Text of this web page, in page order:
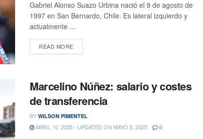
Gabriel Alonso Suazo Urbina nació el 9 de agosto de
1997 en San Bernardo, Chile. Es lateral izquierdo y
actualmente ...
READ MORE
Marcelino Núñez: salario y costes
de transferencia
BY WILSON PIMENTEL
ABRIL 10, 2025 - UPDATED ON MAYO 5, 2025 0